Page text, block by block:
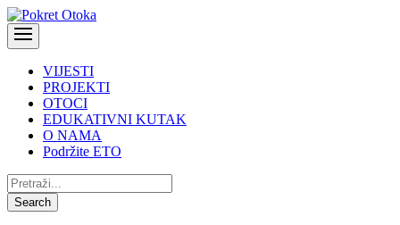
VIJESTI
PROJEKTI
OTOCI
EDUKATIVNI KUTAK
O NAMA
Podržite ETO
Pretraži:
Search